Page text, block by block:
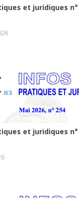
et juridiques n°
et juridiques n°